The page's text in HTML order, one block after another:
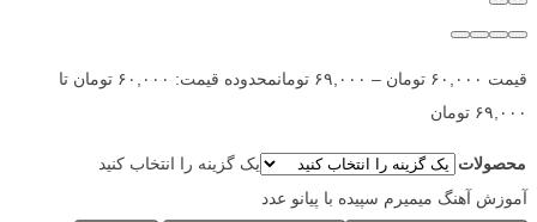
قیمت ۶۰,۰۰۰ تومان – ۶۹,۰۰۰ تومان
محدوده قیمت: ۶۰,۰۰۰ تومان تا
۶۹,۰۰۰ تومان
محصولات
یک گزینه را انتخاب کنید
آموزش آهنگ میمیرم سپیده با پیانو عدد